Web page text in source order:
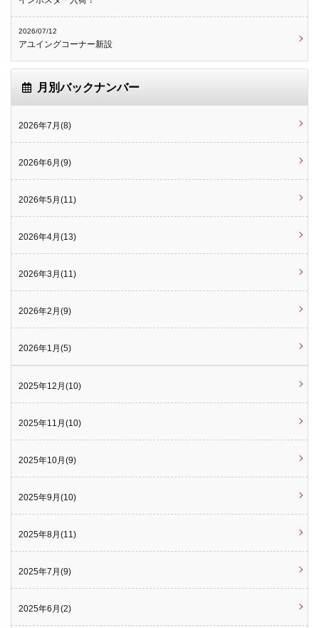
2026/07/12
アユイングコーナー新設
月別バックナンバー
2026年7月(8)
2026年6月(9)
2026年5月(11)
2026年4月(13)
2026年3月(11)
2026年2月(9)
2026年1月(5)
2025年12月(10)
2025年11月(10)
2025年10月(9)
2025年9月(10)
2025年8月(11)
2025年7月(9)
2025年6月(2)